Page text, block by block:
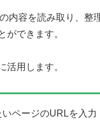
内容を読み取り、整
ができます。
活用します。
ページのURLを入力